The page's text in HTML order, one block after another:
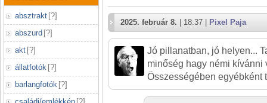
absztrakt [?]
abszurd [?]
akt [?]
állatfotók [?]
barlangfotók [?]
2025. február 8. | 18:37 | Pixel Paja
Jó pillanatban, jó helyen...
minőség hagy némi kívánni
Összességében egyébként